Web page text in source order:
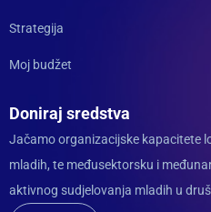
Strategija
Moj budžet
Doniraj sredstva
Jačamo organizacijske kapacitete
mladih, te međusektorsku i
aktivnog sudjelovanja mladih u